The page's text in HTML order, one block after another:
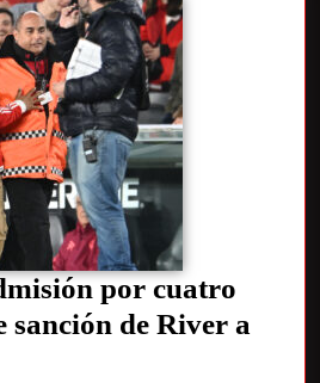
por cuatro
sanción de River a